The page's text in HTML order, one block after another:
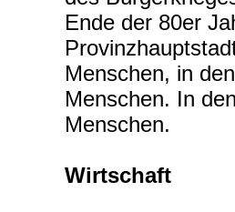
Ende der 80er
Menschen, in
Menschen. In
Menschen.
Wirtschaft